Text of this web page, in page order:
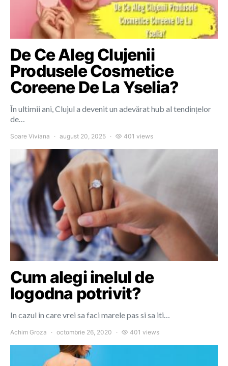
De Ce Aleg Clujenii
Produsele Cosmetice
Coreene De La Yselia?
În ultimii ani, Clujul a devenit un adevărat hub al tendințelor
de…
Soare Viviana august 20, 2025 401 views
Cum alegi inelul de
logodna potrivit?
In cazul in care vrei sa faci marele pas si sa iti…
Achim Groza octombrie 26, 2020 401 views